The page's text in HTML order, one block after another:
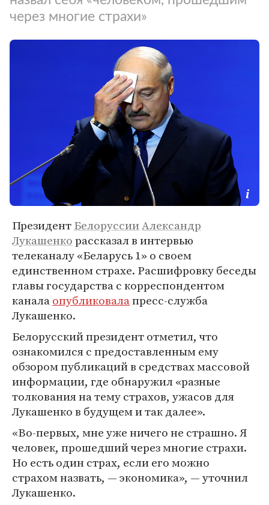
через многие страхи»
ПрезидентБелоруссииАлександр
Лукашенкорассказал в интервью
телеканалу «Беларусь 1» о своем
единственном страхе. Расшифровку беседы
главы государства с корреспондентом
каналаопубликовалапресс-служба
Лукашенко.
Белорусский президент отметил, что
ознакомился с предоставленным ему
обзором публикаций в средствах массовой
информации, где обнаружил «разные
толкования на тему страхов, ужасов для
Лукашенко в будущем и так далее».
«Во-первых, мне уже ничего не страшно. Я
человек, прошедший через многие страхи.
Но есть один страх, если его можно
страхом назвать, — экономика», — уточнил
Лукашенко.